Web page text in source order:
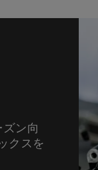
ズン向
クスを